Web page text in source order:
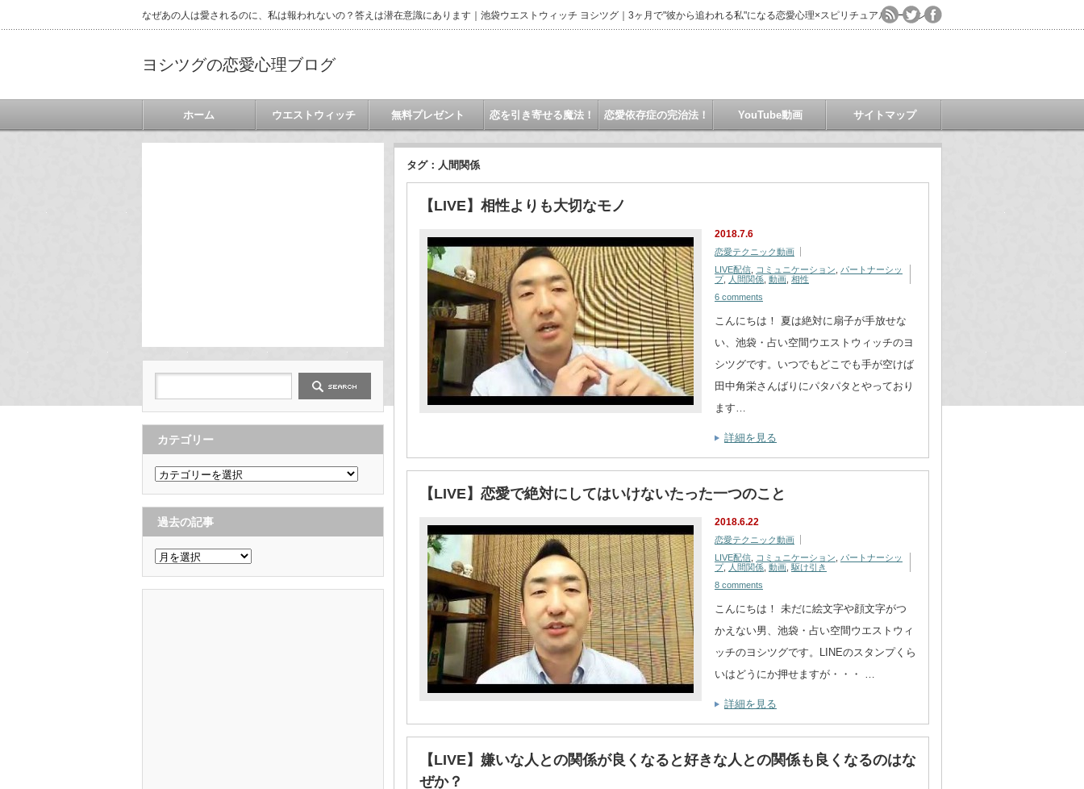
なぜあの人は愛されるのに、私は報われないの？答えは潜在意識にあります｜池袋ウエストウィッチ ヨシツグ｜3ヶ月で"彼から追われる私"になる恋愛心理×スピリチュアルコーチング
ヨシツグの恋愛心理ブログ
ホーム ウエストウィッチ 無料プレゼント 恋を引き寄せる魔法！ 恋愛依存症の完治法！ YouTube動画 サイトマップ
タグ：人間関係
【LIVE】相性よりも大切なモノ
2018.7.6
恋愛テクニック動画
LIVE配信
コミュニケーション
パートナーシッ
プ, 人間関係 動画 相性
6 comments
こんにちは！ 夏は絶対に扇子が手放せな
い、池袋・占い空間ウエストウィッチのヨ
シツグです。いつでもどこでも手が空けば
田中角栄さんばりにパタパタとやっており
ます…
詳細を見る
【LIVE】恋愛で絶対にしてはいけないたった一つのこと
2018.6.22
恋愛テクニック動画
LIVE配信
コミュニケーション
パートナーシッ
プ, 人間関係 動画 駆け引き
8 comments
こんにちは！ 未だに絵文字や顔文字がつ
かえない男、池袋・占い空間ウエストウィ
ッチのヨシツグです。LINEのスタンプくら
いはどうにか押せますが・・・ …
詳細を見る
【LIVE】嫌いな人との関係が良くなると好きな人との関係も良くなるのはな
ぜか？
カテゴリー
カ
テ
ゴ
リ
ー
過去の記事
過
去
の
記